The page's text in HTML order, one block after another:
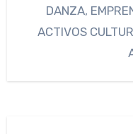
DANZA,
ACTIVOS